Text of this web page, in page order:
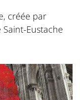
créée par
Eustache